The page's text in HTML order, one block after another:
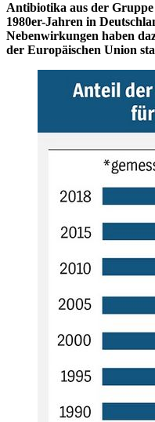
Antibiotika aus der
1980er-Jahren in
Nebenwirkungen haben
der Europäischen Union